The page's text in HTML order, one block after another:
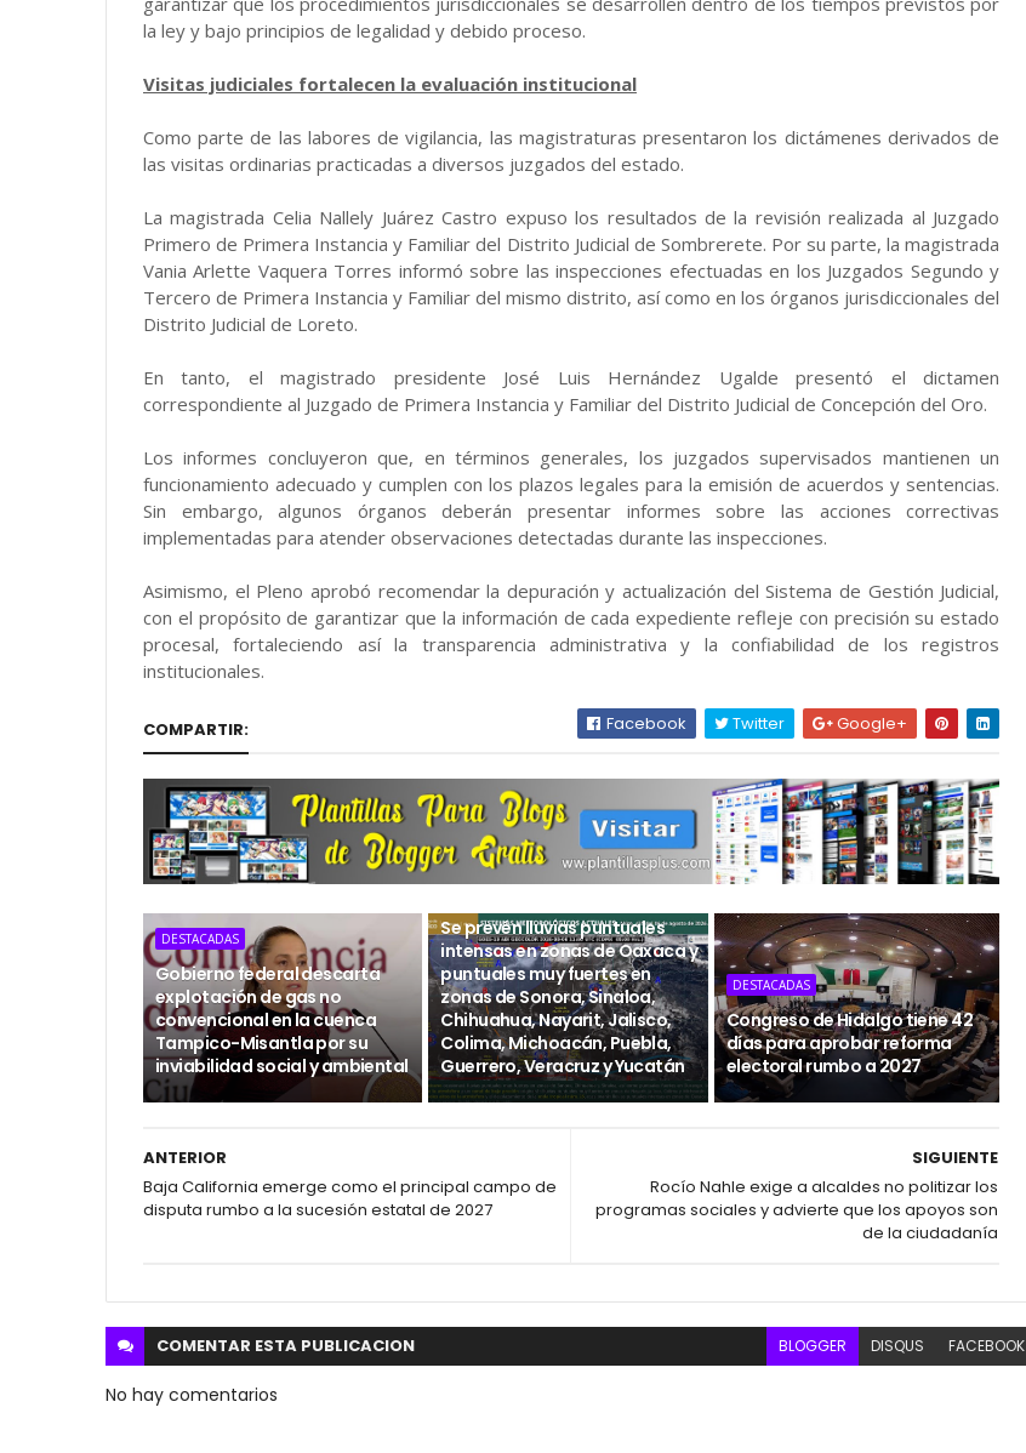
la ley y bajo principios de legalidad y debido proceso.
Visitas judiciales fortalecen la evaluación institucional
Como parte de las labores de vigilancia, las magistraturas presentaron los dictámenes derivados de
las visitas ordinarias practicadas a diversos juzgados del estado.
La magistrada Celia Nallely Juárez Castro expuso los resultados de la revisión realizada al Juzgado
Primero de Primera Instancia y Familiar del Distrito Judicial de Sombrerete. Por su parte, la magistrada
Vania Arlette Vaquera Torres informó sobre las inspecciones efectuadas en los Juzgados Segundo y
Tercero de Primera Instancia y Familiar del mismo distrito, así como en los órganos jurisdiccionales del
Distrito Judicial de Loreto.
En tanto, el magistrado presidente José Luis Hernández Ugalde presentó el dictamen
correspondiente al Juzgado de Primera Instancia y Familiar del Distrito Judicial de Concepción del Oro.
Los informes concluyeron que, en términos generales, los juzgados supervisados mantienen un
funcionamiento adecuado y cumplen con los plazos legales para la emisión de acuerdos y sentencias.
Sin embargo, algunos órganos deberán presentar informes sobre las acciones correctivas
implementadas para atender observaciones detectadas durante las inspecciones.
Asimismo, el Pleno aprobó recomendar la depuración y actualización del Sistema de Gestión Judicial,
con el propósito de garantizar que la información de cada expediente refleje con precisión su estado
procesal, fortaleciendo así la transparencia administrativa y la confiabilidad de los registros
institucionales.
COMPARTIR: Facebook Twitter Google+
DESTACADAS
Gobierno federal descarta
explotación de gas no
convencional en la cuenca
Tampico-Misantla por su
inviabilidad social y ambiental
Se prevén lluvias puntuales
intensas en zonas de Oaxaca y
puntuales muy fuertes en
zonas de Sonora, Sinaloa,
Chihuahua, Nayarit, Jalisco,
Colima, Michoacán, Puebla,
Guerrero, Veracruz y Yucatán
DESTACADAS
Congreso de Hidalgo tiene 42
días para aprobar reforma
electoral rumbo a 2027
SIGUIENTE
Rocío Nahle exige a alcaldes no politizar los
programas sociales y advierte que los apoyos son
de la ciudadanía
ANTERIOR
Baja California emerge como el principal campo de
disputa rumbo a la sucesión estatal de 2027
COMENTAR ESTA PUBLICACION BLOGGER DISQUS FACEBOOK
No hay comentarios